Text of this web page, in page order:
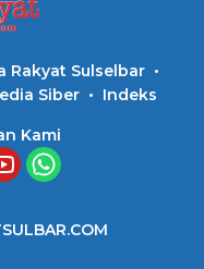
Rakyat Sulselbar
Siber Indeks
Kami